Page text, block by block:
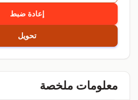
إعادة ضبط
تحويل
معلومات ملخصة